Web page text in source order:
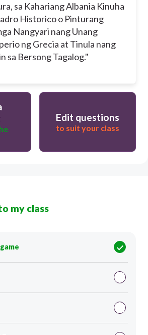
sa Kahariang Albania Kinuha
Historico o Pinturang
Nangyari nang Unang
ng Grecia at Tinula nang
sa Bersong Tagalog."
Edit questions
to suit your class
my class